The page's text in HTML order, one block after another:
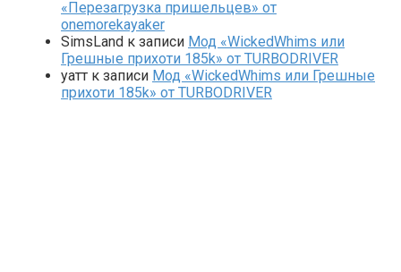
«Перезагрузка пришельцев» от
onemorekayaker
SimsLand к записи Мод «WickedWhims или
Грешные прихоти 185k» от TURBODRIVER
yaтт к записи Мод «WickedWhims или Грешные
прихоти 185k» от TURBODRIVER